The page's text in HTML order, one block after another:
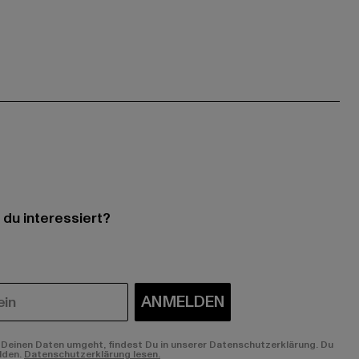
interessiert?
ANMELDEN
Daten umgeht, findest Du in unserer Datenschutzerklärung. Du
Datenschutzerklärung lesen.